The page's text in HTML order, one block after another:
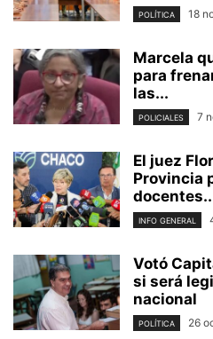
POLÍTICA 18
Marcela
para
las...
POLICIALES 7
El juez
Provincia
INFO GENERAL
Votó
si será
nacional
POLÍTICA 26